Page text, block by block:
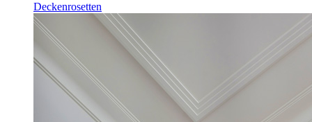
Deckenrosetten